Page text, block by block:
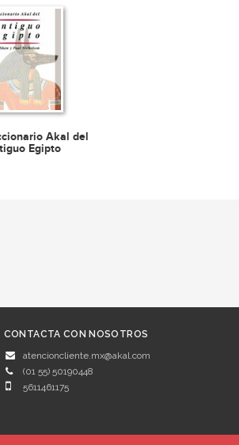
Akal del
Egipto
CONTACTA CON NOSOTROS
atencioncliente.mx@akal.com
(01 55) 50190448
5611461175